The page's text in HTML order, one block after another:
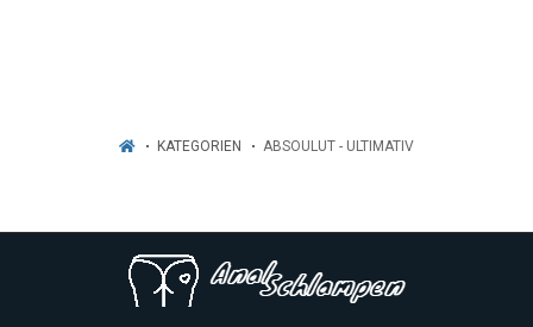
KATEGORIEN ABSOULUT - ULTIMATIV